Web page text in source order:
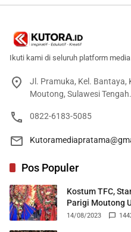
Ikuti kami di seluruh platform
Jl. Pramuka, Kel. Bantaya,
Moutong, Sulawesi
0822-6183-5085
Pos Populer
Kostum TFC,
Parigi Moutong
14/08/2023